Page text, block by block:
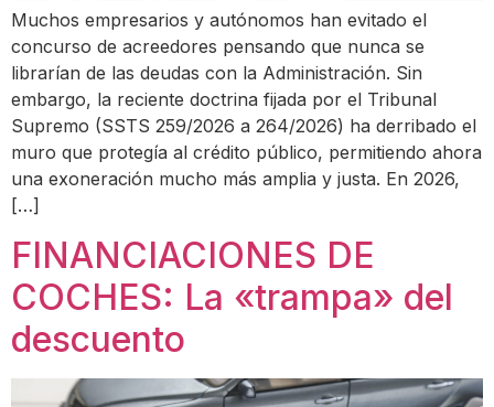
Muchos empresarios y autónomos han evitado el
concurso de acreedores pensando que nunca se
librarían de las deudas con la Administración. Sin
embargo, la reciente doctrina fijada por el Tribunal
Supremo (SSTS 259/2026 a 264/2026) ha derribado el
muro que protegía al crédito público, permitiendo ahora
una exoneración mucho más amplia y justa. En 2026,
[…]
FINANCIACIONES DE
COCHES: La «trampa» del
descuento